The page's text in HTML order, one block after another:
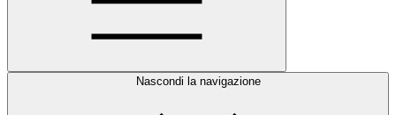
Nascondi la navigazione